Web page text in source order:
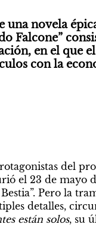
una novela
Falcone”
en el que el
con la
del
el 23 de mayo
Pero la
detalles,
están solos, su